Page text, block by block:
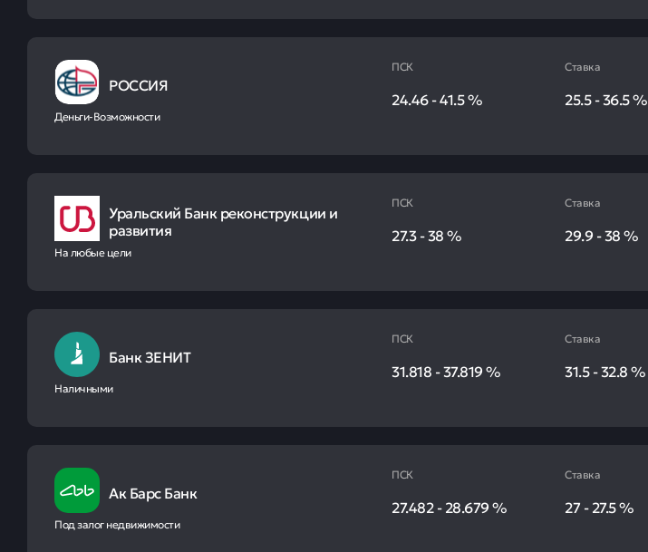
РОССИЯ
Деньги-Возможности
ПСК
24.46-41.5%
Ставка
25.5-36.5%
Уральский Банк реконструкции и
развития
На любые цели
ПСК
27.3-38%
Ставка
29.9-38%
Банк ЗЕНИТ
Наличными
ПСК
31.818-37.819%
Ставка
31.5-32.8%
Ак Барс Банк
Под залог недвижимости
ПСК
27.482-28.679%
Ставка
27-27.5%